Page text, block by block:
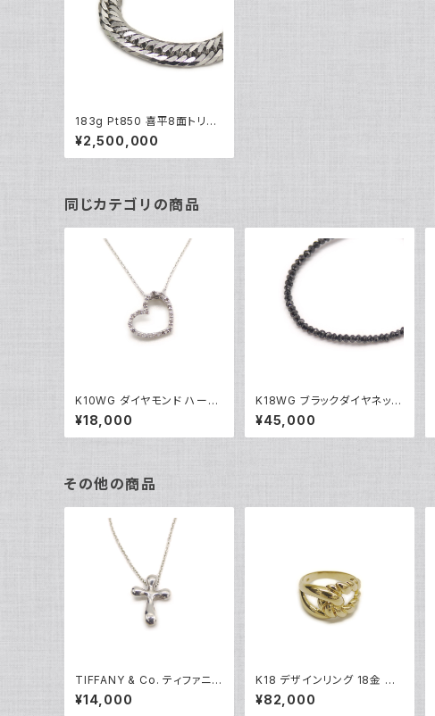
183g Pt850 喜平8面トリプ
ルネックレス プラチナ ネック
レスチェーン Y04905
¥2,500,000
同じカテゴリの商品
K10WG ダイヤモンド ハート
ペンダント ネックレス 10金
ホワイトゴールド アズキチェ
ーン Y04907
¥18,000
K18WG ブラックダイヤネック
レス 18金 ホワイトゴールド Y
05101
¥45,000
その他の商品
TIFFANY & Co. ティファニー
エルサペレッティ スモールク
ロス ペンダント ネックレス シ
¥14,000
K18 デザインリング 18金 指
輪 9号 Y05273
¥82,000